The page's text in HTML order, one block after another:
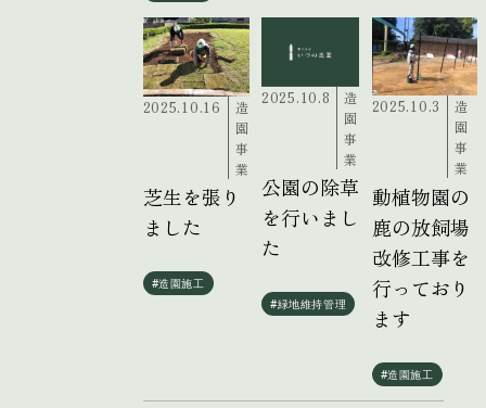
2025.10.16
造
園
事
業
芝生を張り
ました
#造園施工
2025.10.8
造
園
事
業
公園の除草
を行いまし
た
#緑地維持管理
2025.10.3
造
園
事
業
動植物園の
鹿の放飼場
改修工事を
行っており
ます
#造園施工